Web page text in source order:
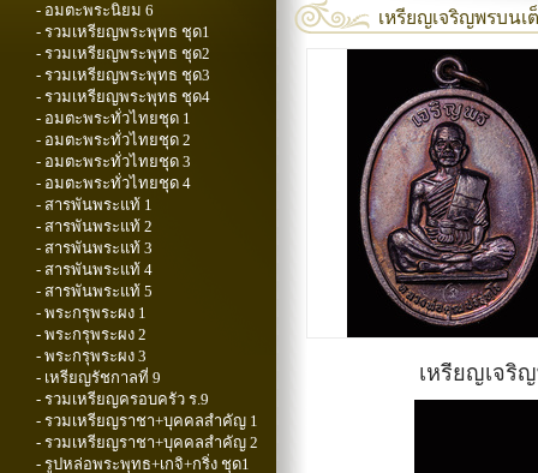
- อมตะพระนิยม 6
- รวมเหรียญพระพุทธ ชุด1
- รวมเหรียญพระพุทธ ชุด2
- รวมเหรียญพระพุทธ ชุด3
- รวมเหรียญพระพุทธ ชุด4
- อมตะพระทั่วไทยชุด 1
- อมตะพระทั่วไทยชุด 2
- อมตะพระทั่วไทยชุด 3
- อมตะพระทั่วไทยชุด 4
- สารพันพระแท้ 1
- สารพันพระแท้ 2
- สารพันพระแท้ 3
- สารพันพระแท้ 4
- สารพันพระแท้ 5
- พระกรุพระผง 1
- พระกรุพระผง 2
- พระกรุพระผง 3
- เหรียญรัชกาลที่ 9
- รวมเหรียญครอบครัว ร.9
- รวมเหรียญราชา+บุคคลสำคัญ 1
- รวมเหรียญราชา+บุคคลสำคัญ 2
- รูปหล่อพระพุทธ+เกจิ+กริ่ง ชุด1
เหรียญเจริญพรบน
เหรียญเจริ